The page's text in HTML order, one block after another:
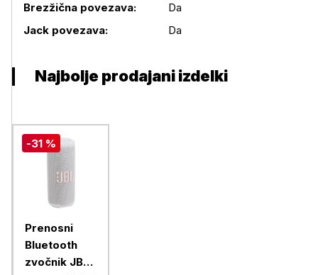
Podrobnosti izdelka
Brezžična povezava:
Da
Jack povezava:
Da
Najbolje prodajani izdelki
-31 %
Prenosni
Bluetooth
zvočnik JBL